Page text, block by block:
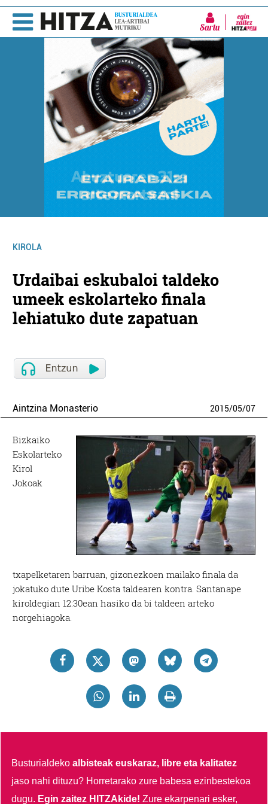
Sartu
KIROLA
Urdaibai eskubaloi taldeko
umeek eskolarteko finala
lehiatuko dute zapatuan
Aintzina Monasterio 2015/05/07
Bizkaiko
Eskolarteko
Kirol
Jokoak
txapelketaren barruan, gizonezkoen mailako finala da
jokatuko dute Uribe Kosta taldearen kontra. Santanape
kiroldegian 12:30ean hasiko da bi taldeen arteko
norgehiagoka.
Busturialdekoalbisteak euskaraz, libre eta kalitatez
jaso nahi dituzu? Horretarako zure babesa ezinbestekoa
dugu. Egin zaitez HITZAkide!Zure ekarpenari esker,